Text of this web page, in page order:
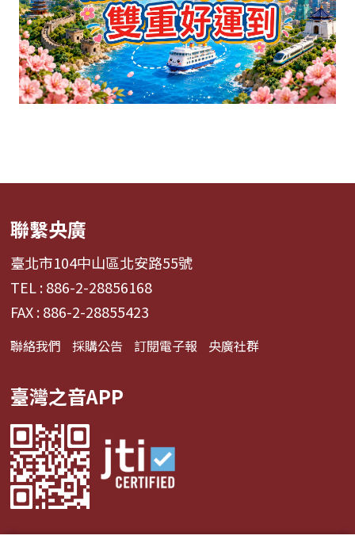
聯繫央廣
臺北市104中山區北安路55號
TEL : 886-2-28856168
FAX : 886-2-28855423
聯絡我們 採購公告 訂閱電子報 央廣社群
臺灣之音APP